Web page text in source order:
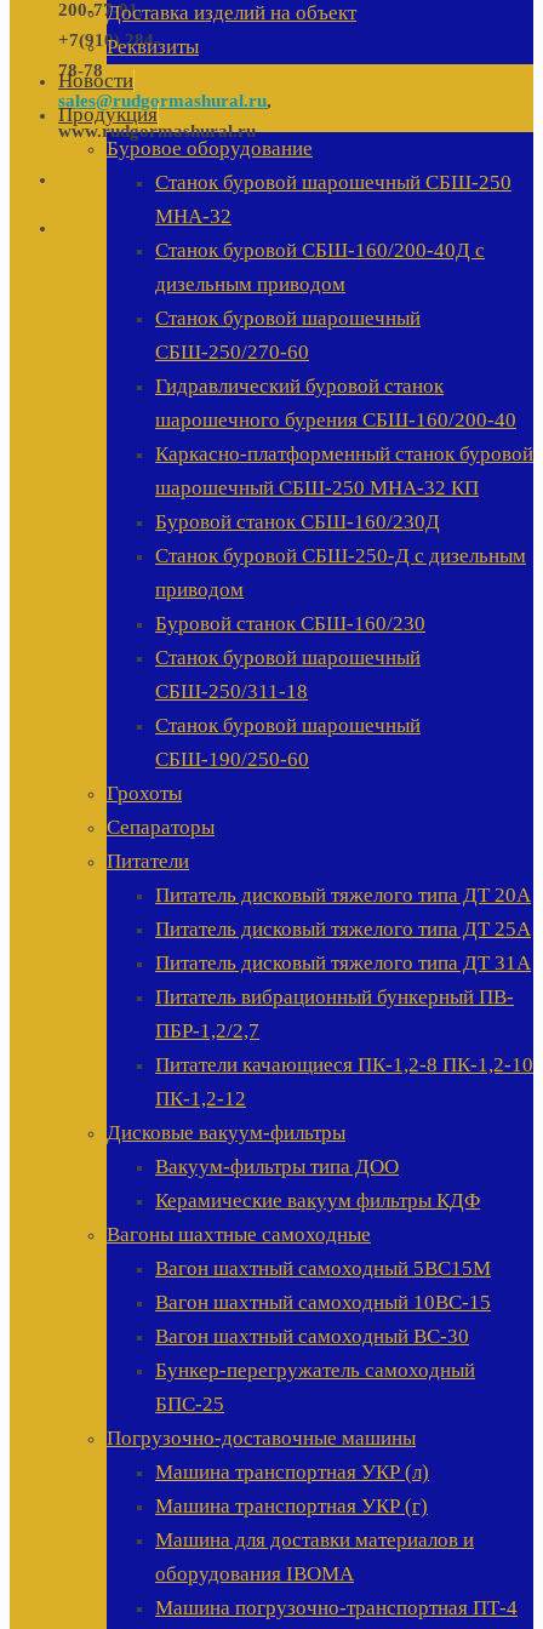
200-77-91,
+7(910) 284-
78-78
sales@rudgormashural.ru,
www.rudgormashural.ru
Доставка изделий на объект
Реквизиты
Новости
Продукция
Буровое оборудование
Станок буровой шарошечный СБШ-250
МНА-32
Станок буровой СБШ-160/200-40Д с
дизельным приводом
Станок буровой шарошечный
СБШ-250/270-60
Гидравлический буровой станок
шарошечного бурения СБШ-160/200-40
Каркасно-платформенный станок буровой
шарошечный СБШ-250 МНА-32 КП
Буровой станок СБШ-160/230Д
Станок буровой СБШ-250-Д с дизельным
приводом
Буровой станок СБШ-160/230
Станок буровой шарошечный
СБШ-250/311-18
Станок буровой шарошечный
СБШ-190/250-60
Грохоты
Сепараторы
Питатели
Питатель дисковый тяжелого типа ДТ 20А
Питатель дисковый тяжелого типа ДТ 25А
Питатель дисковый тяжелого типа ДТ 31А
Питатель вибрационный бункерный ПВ-
ПБР-1,2/2,7
Питатели качающиеся ПК-1,2-8 ПК-1,2-10
ПК-1,2-12
Дисковые вакуум-фильтры
Вакуум-фильтры типа ДОО
Керамические вакуум фильтры КДФ
Вагоны шахтные самоходные
Вагон шахтный самоходный 5ВС15М
Вагон шахтный самоходный 10ВС-15
Вагон шахтный самоходный ВС-30
Бункер-перегружатель самоходный
БПС-25
Погрузочно-доставочные машины
Машина транспортная УКР (л)
Машина транспортная УКР (г)
Машина для доставки материалов и
оборудования IBOMA
Машина погрузочно-транспортная ПТ-4